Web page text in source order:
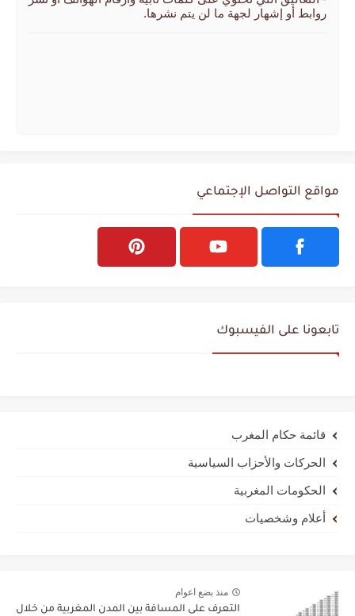
روابط أو إشهار لجهة ما لن يتم نشرها.
مواقع التواصل الإجتماعي
تابعونا على الفيسبوك
قائمة حكام المغرب
الحركات والأحزاب السياسية
الحكومات المغربية
أعلام وشخصيات
منذ بضع اعوام
التعرف على المسافة بين المدن المغربية من خلال